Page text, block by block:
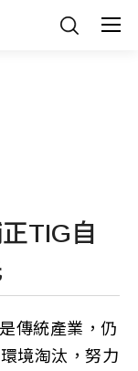
TIG自
傳統產業，仍
境淘汰，努力